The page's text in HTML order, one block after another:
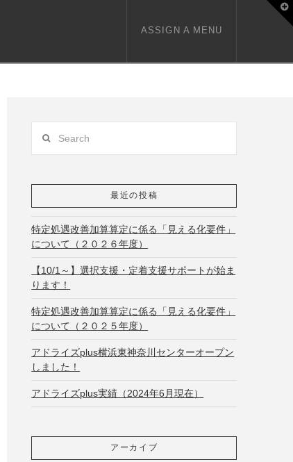
ASSIGN A MENU
最近の投稿
特定処遇改善加算算定に係る「見える化要件」
について（２０２６年度）
【10/1～】選択支援・定着支援サポートが始ま
ります！
特定処遇改善加算算定に係る「見える化要件」
について（２０２５年度）
アドライズplus横浜東神奈川センターオープン
しました！
アドライズplus実績（2024年6月現在）
アーカイブ